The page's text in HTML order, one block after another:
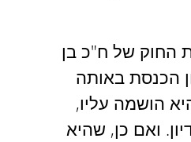
החוק של ח"כ בן
הכנסת באותה
הושמה עליו,
ואם כן, שהיא